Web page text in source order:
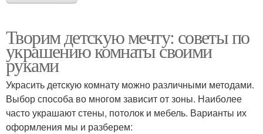
Творим детскую мечту: советы по
украшению комнаты своими
руками
Украсить детскую комнату можно различными методами.
Выбор способа во многом зависит от зоны. Наиболее
часто украшают стены, потолок и мебель. Варианты их
оформления мы и разберем: